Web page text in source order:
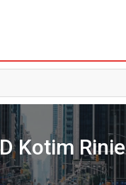
Kotim Rinie